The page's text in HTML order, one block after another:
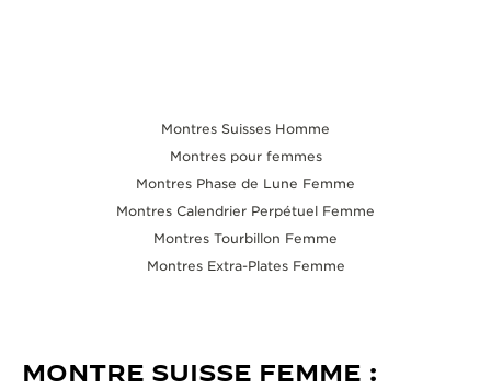
Montres Suisses Homme
Montres pour femmes
Montres Phase de Lune Femme
Montres Calendrier Perpétuel Femme
Montres Tourbillon Femme
Montres Extra-Plates Femme
MONTRE SUISSE FEMME :